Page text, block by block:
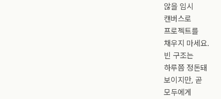
않을 임시
캔버스로
프로젝트를
채우지 마세요.
빈 구조는
하루쯤 정돈돼
보이지만, 곧
모두에게